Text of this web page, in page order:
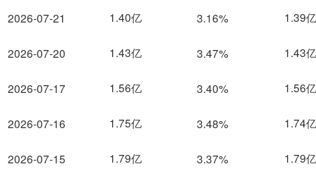
2026-07-21
2026-07-20
2026-07-17
2026-07-16
2026-07-15
1.40亿 3.16% 1.39亿
1.43亿 3.47% 1.43亿
1.56亿 3.40% 1.56亿
1.75亿 3.48% 1.74亿
1.79亿 3.37% 1.79亿